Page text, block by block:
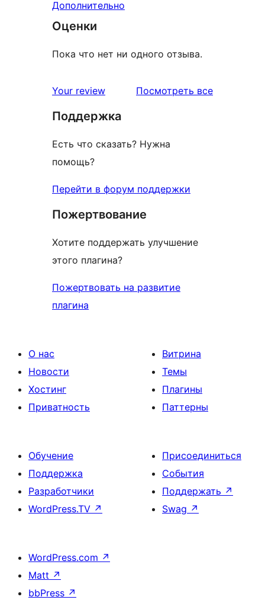
Дополнительно
Оценки
Пока что нет ни одного отзыва.
Your review Посмотреть всеотзывы
Поддержка
Есть что сказать? Нужна
помощь?
Перейти в форум поддержки
Пожертвование
Хотите поддержать улучшение
этого плагина?
Пожертвовать на развитие
плагина
О нас
Новости
Хостинг
Приватность
Витрина
Темы
Плагины
Паттерны
Обучение
Поддержка
Разработчики
WordPress.TV ↗
Присоединиться
События
Поддержать ↗
Swag ↗
WordPress.com ↗
Matt ↗
bbPress ↗